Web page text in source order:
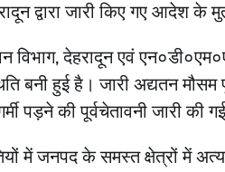
द्वारा जारी किए गए आदेश के
विभाग, देहरादून एवं
बनी हुई है। जारी अद्यतन
पड़ने की पूर्वचेतावनी जारी की
में जनपद के समस्त क्षेत्रों में